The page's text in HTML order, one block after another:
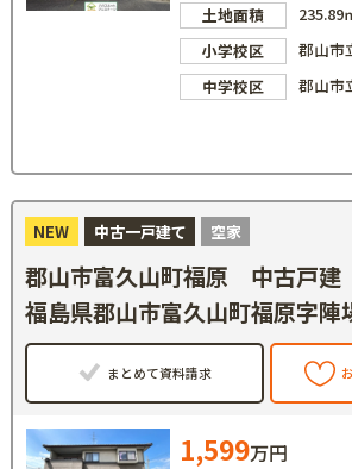
土地面積
235.89
小学校区
郡山市
中学校区
郡山市
NEW 中古一戸建て 空家
郡山市富久山町福原 中古戸建
福島県郡山市富久山町福原字陣
まとめて資料請求
1,599万円